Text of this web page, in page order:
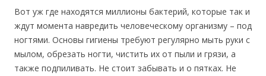
Вот уж где находятся миллионы бактерий, которые так и
ждут момента навредить человеческому организму – под
ногтями. Основы гигиены требуют регулярно мыть руки с
мылом, обрезать ногти, чистить их от пыли и грязи, а
также подпиливать. Не стоит забывать и о пятках. Не